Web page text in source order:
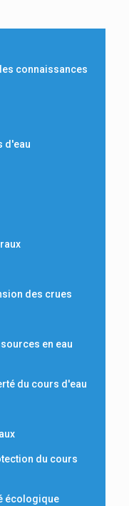
connaissances
d'eau
des crues
en eau
du cours d'eau
du cours
écologique